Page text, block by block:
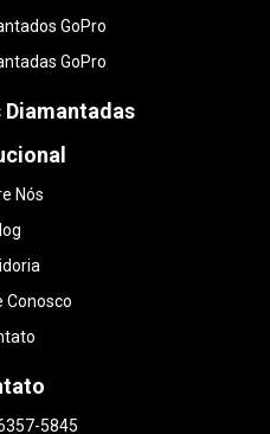
GoPro
GoPro
Nós
Conosco
5845